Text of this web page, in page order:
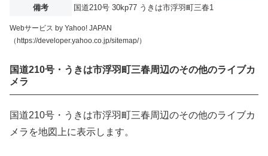
備考 国道210号 30kp77 うきは市浮羽町三春1
Webサービス by Yahoo! JAPAN
（https://developer.yahoo.co.jp/sitemap/）
国道210号・うきは市浮羽町三春周辺のその他のライブカ
メラ
国道210号・うきは市浮羽町三春周辺のその他のライブカ
メラを地図上に表示します。